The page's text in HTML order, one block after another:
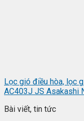
Lọc gió điều hòa, lọc
AC403J JS Asakashi
Bài viết, tin tức